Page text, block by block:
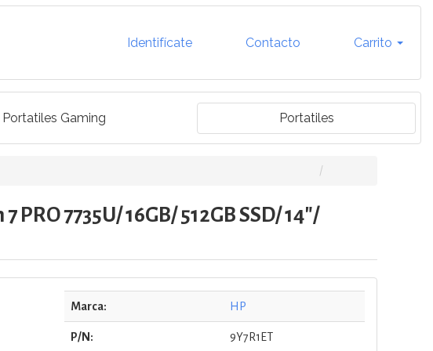
Identifícate Contacto Carrito
Portatiles Gaming Portatiles
PRO 7735U/ 16GB/ 512GB SSD/ 14"/
Marca: HP
P/N: 9Y7R1ET